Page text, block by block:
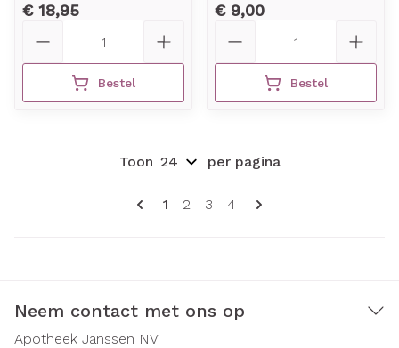
€ 18,95
Bestel
€ 9,00
Bestel
Pagina's
U lees momenteel pagina
1 Pagina
2 Pagina
3 Pagina
4
Toon per pagina
Neem contact met ons op
Apotheek Janssen NV